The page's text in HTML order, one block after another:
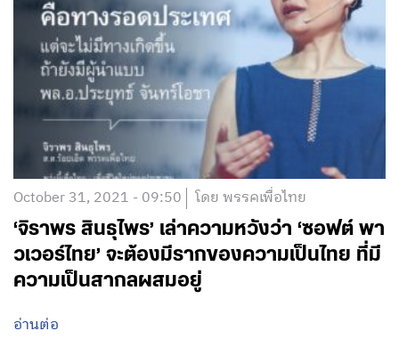
October 31, 2021 - 09:50 โดย พรรคเพื่อไทย
‘จิราพร สินธุไพร’ เล่าความหวังว่า ‘ซอฟต์ พา
วเวอร์ไทย’ จะต้องมีรากของความเป็นไทย ที่มี
ความเป็นสากลผสมอยู่
อ่านต่อ